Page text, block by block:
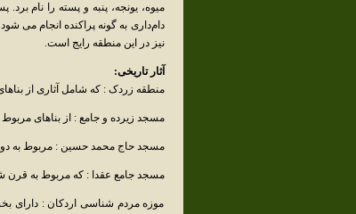
میوه، یونجه، پنبه و پسته را نام
دام‌داری به گونه پراکنده انجام می
نیز در این منطقه رایج است.
آثار تاریخی:
منطقه زردک : که شامل آثاری از
مسجد زیرده و جامع : از بناهای
مسجد حاج محمد حسین : مربوط به
مسجد جامع عقدا : که مربوط به
موزه مردم شناسی اردکان : دارای